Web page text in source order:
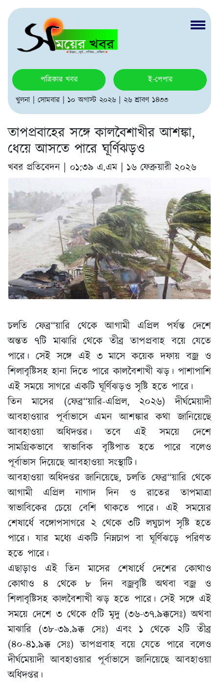
পত্রিকার খবর
ই-পেপার
খুলনা | সোমবার | ১০ অগাস্ট ২০২৬ | ২৬ শ্রাবণ ১৪৩৩
তাপপ্রবাহের সঙ্গে কালবৈশাখীর আশঙ্কা,
ধেয়ে আসতে পারে ঘূর্ণিঝড়ও
খবর প্রতিবেদন | ০১:৩৯ এ.এম | ১৬ ফেব্রুয়ারী ২০২৬
চলতি ফেব্র“য়ারি থেকে আগামী এপ্রিল পর্যন্ত দেশে
অন্তত ৭টি মাঝারি থেকে তীব্র তাপপ্রবাহ বয়ে যেতে
পারে। সেই সঙ্গে এই ৩ মাসে কয়েক দফায় বজ্র ও
শিলাবৃষ্টিসহ হানা দিতে পারে কালবৈশাখী ঝড়। পাশাপাশি
এই সময়ে সাগরে একটি ঘূর্ণিঝড়ও সৃষ্টি হতে পারে।
তিন মাসের (ফেব্র“য়ারি-এপ্রিল, ২০২৬) দীর্ঘমেয়াদী
আবহাওয়ার পূর্বাভাসে এমন আশঙ্কার কথা জানিয়েছে
আবহাওয়া অধিদপ্তর। তবে এই সময়ে দেশে
সামগ্রিকভাবে স্বাভাবিক বৃষ্টিপাত হতে পারে বলেও
পূর্বাভাস দিয়েছে আবহাওয়া সংস্থাটি।
আবহাওয়া অধিদপ্তর জানিয়েছে, চলতি ফেব্র“য়ারি থেকে
আগামী এপ্রিল নাগাদ দিন ও রাতের তাপমাত্রা
স্বাভাবিকের চেয়ে বেশি থাকতে পারে। এই সময়ের
শেষার্ধে বঙ্গোপসাগরে ২ থেকে ৩টি লঘুচাপ সৃষ্টি হতে
পারে। যার মধ্যে একটি নিম্নচাপ বা ঘূর্ণিঝড়ে পরিণত
হতে পারে।
এছাড়াও এই তিন মাসের শেষার্ধে দেশের কোথাও
কোথাও ৪ থেকে ৮ দিন বজ্রবৃষ্টি অথবা বজ্র ও
শিলাবৃষ্টিসহ কালবৈশাখী ঝড় হতে পারে। সেই সঙ্গে এই
সময়ে দেশে ৩ থেকে ৫টি মৃদু (৩৬-৩৭.৯ক্কসেঃ) অথবা
মাঝারি (৩৮-৩৯.৯ক্ক সেঃ) এবং ১ থেকে ২টি তীব্র
(৪০-৪১.৯ক্ক সেঃ) তাপপ্রবাহ বয়ে যেতে পারে বলেও
দীর্ঘমেয়াদী আবহাওয়ার পূর্বাভাসে জানিয়েছে আবহাওয়া
অধিদপ্তর।